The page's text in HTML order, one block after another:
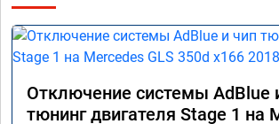
Отключение системы AdBlue
тюнинг двигателя Stage 1 на